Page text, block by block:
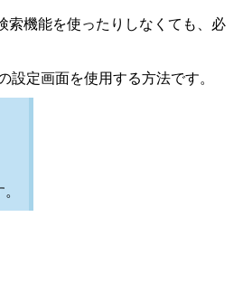
索機能を使ったりしなくても、必
定画面を使用する方法です。